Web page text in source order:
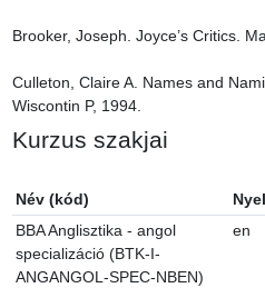
Brooker, Joseph. Joyce’s Critics.
Culleton, Claire A. Names and
Wiscontin P, 1994.
Kurzus szakjai
Név (kód)
BBA Anglisztika - angol
specializáció (BTK-I-
ANGANGOL-SPEC-NBEN)
en